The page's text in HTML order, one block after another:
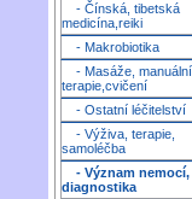
- Čínská, tibetská
medicína,reiki
- Makrobiotika
- Masáže, manuální
terapie,cvičení
- Ostatní léčitelství
- Výživa, terapie,
samoléčba
- Význam nemocí,
diagnostika